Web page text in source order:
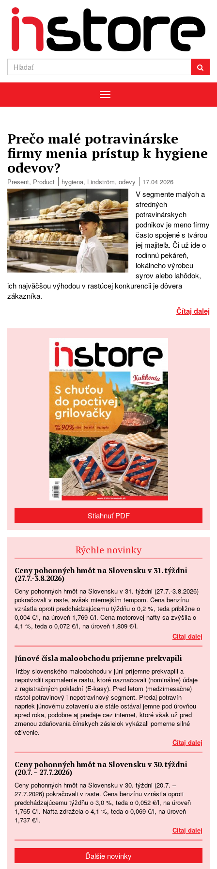
Menu
Prečo malé potravinárske
firmy menia prístup k hygiene
odevov?
Present, Product hygiena, Lindström, odevy 17.04 2026
V segmente malých a
stredných
potravinárskych
podnikov je meno firmy
často spojené s tvárou
jej majiteľa. Či už ide o
rodinnú pekáreň,
lokálneho výrobcu
syrov alebo lahôdok,
ich najväčšou výhodou v rastúcej konkurencii je dôvera
zákazníka.
Čítaj dalej
Stiahnuť PDF
Rýchle novinky
Ceny pohonných hmôt na Slovensku v 31. týždni
(27.7.-3.8.2026)
Ceny pohonných hmôt na Slovensku v 31. týždni (27.7.-3.8.2026)
pokračovali v raste, avšak miernejším tempom. Cena benzínu
vzrástla oproti predchádzajúcemu týždňu o 0,2 %, teda približne o
0,004 €/l, na úroveň 1,769 €/l. Cena motorovej nafty sa zvýšila o
4,1 %, teda o 0,072 €/l, na úroveň 1,809 €/l.
Čítaj dalej
Júnové čísla maloobchodu príjemne prekvapili
Tržby slovenského maloobchodu v júni príjemne prekvapili a
nepotvrdili spomalenie rastu, ktoré naznačovali (nominálne) údaje
z registračných pokladní (E-kasy). Pred letom (medzimesačne)
rástol potravinový i nepotravinový segment. Predaj potravín
napriek júnovému zotaveniu ale stále ostával jemne pod úrovňou
spred roka, podobne aj predaje cez internet, ktoré však už pred
zmenou zdaňovania čínskych zásielok vykázali pomerne silné
oživenie.
Čítaj dalej
Ceny pohonných hmôt na Slovensku v 30. týždni
(20.7. – 27.7.2026)
Ceny pohonných hmôt na Slovensku v 30. týždni (20.7. –
27.7.2026) pokračovali v raste. Cena benzínu vzrástla oproti
predchádzajúcemu týždňu o 3,0 %, teda o 0,052 €/l, na úroveň
1,765 €/l. Nafta zdražela o 4,1 %, teda o 0,069 €/l, na úroveň
1,737 €/l.
Čítaj dalej
Ďalšie novinky